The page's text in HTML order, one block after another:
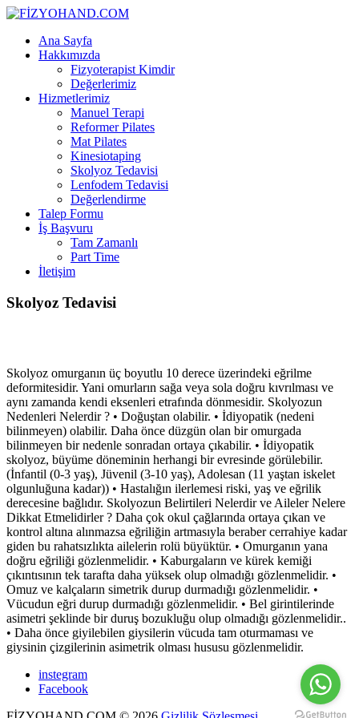
Ana Sayfa
Hakkımızda
Fizyoterapist Kimdir
Değerlerimiz
Hizmetlerimiz
Manuel Terapi
Reformer Pilates
Mat Pilates
Kinesiotaping
Skolyoz Tedavisi
Lenfodem Tedavisi
Değerlendirme
Talep Formu
İş Başvuru
Tam Zamanlı
Part Time
İletişim
Skolyoz Tedavisi
Skolyoz omurganın üç boyutlu 10 derece üzerindeki eğrilme
deformitesidir. Yani omurların sağa veya sola doğru kıvrılması ve
aynı zamanda kendi eksenleri etrafında dönmesidir. Skolyozun
Nedenleri Nelerdir ? • Doğuştan olabilir. • İdiyopatik (nedeni
bilinmeyen) olabilir. Daha önce düzgün olan bir omurgada
bilinmeyen bir nedenle sonradan ortaya çıkabilir. • İdiyopatik
skolyoz, büyüme döneminin herhangi bir evresinde görülebilir.
(İnfantil (0-3 yaş), Jüvenil (3-10 yaş), Adolesan (11 yaştan iskelet
olgunluğuna kadar)) • Hastalığın ilerlemesi riski, yaş ve eğrilik
derecesine bağlıdır. Skolyozun Belirtileri Nelerdir ve Aileler Nelere
Dikkat Etmelidirler ? Daha çok okul çağlarında ortaya çıkan ve
kontrol altına alınmazsa eğriliğin artmasıyla beraber cerrahiye kadar
giden bu rahatsızlıkta ailelerin rolü büyüktür. • Omurganın yana
doğru eğriliği gözlenmelidir. • Kaburgaların ve kürek kemiği
çıkıntısının tek tarafta daha yüksek olup olmadığı gözlenmelidir. •
Omuz ve kalçaların simetrik durup durmadığı gözlenmelidir. •
Vücudun eğri durup durmadığı gözlenmelidir. • Bel girintilerinde
asimetri şeklinde bir duruş bozukluğu olup olmadığı gözlenmelidir..
• Daha önce giyilebilen giysilerin vücuda tam oturmaması ve
giysinin çizgilerinin asimetrik olması hususu gözlenmelidir.
instegram
Facebook